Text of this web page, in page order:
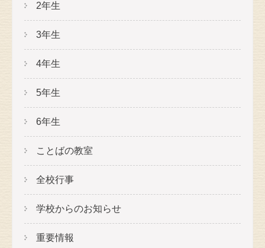
2年生
3年生
4年生
5年生
6年生
ことばの教室
全校行事
学校からのお知らせ
重要情報